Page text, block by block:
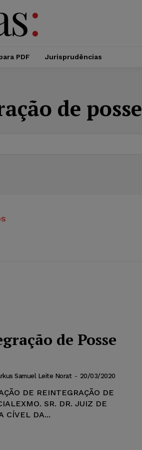
PDF Jurisprudências
de posse
de Posse
Samuel Leite Norat - 20/03/2020
DE REINTEGRAÇÃO DE
SR. DR. JUIZ DE
CÍVEL DA...